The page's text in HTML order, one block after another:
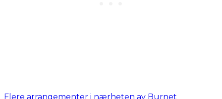
Flere arrangementer i nærheten av Burnet